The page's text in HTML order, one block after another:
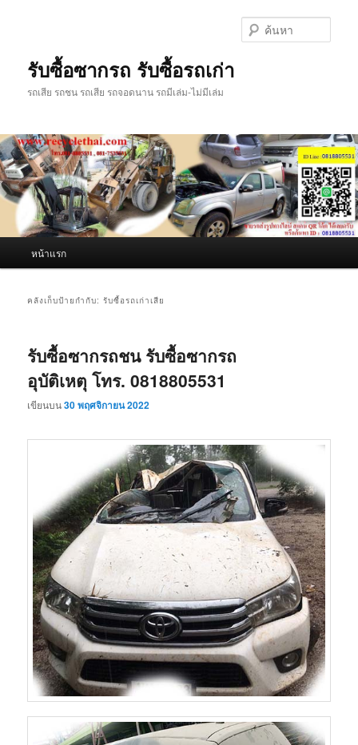
รับซื้อซากรถ รับซื้อรถเก่า
รถเสีย รถชน รถเสีย รถจอดนาน รถมีเล่ม-ไม่มีเล่ม
หน้าแรก
คลังเก็บป้ายกำกับ:รับซื้อรถเก่าเสีย
รับซื้อซากรถชน รับซื้อซากรถ
อุบัติเหตุ โทร. 0818805531
เขียนบน30 พฤศจิกายน 2022